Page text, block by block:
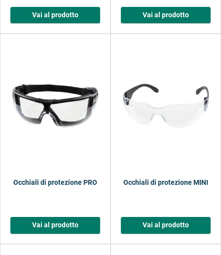
Vai al prodotto Vai al prodotto
Occhiali di protezione PRO
Vai al prodotto
Occhiali di protezione MINI
Vai al prodotto